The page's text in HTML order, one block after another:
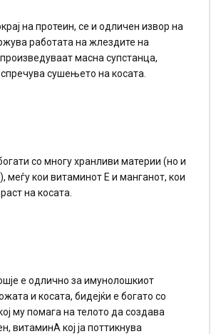
на протеин, се и одличен извор на
работата на жлездите на
масна супстанца,
сушењето на косата.
со многу хранливи материи (но и
меѓу кои витаминот Е и манганот, кои
на косата.
е одлично за имунолошкиот
и косата, бидејќи е богато со
му помага на телото да создава
витаминА кој ја поттикнува